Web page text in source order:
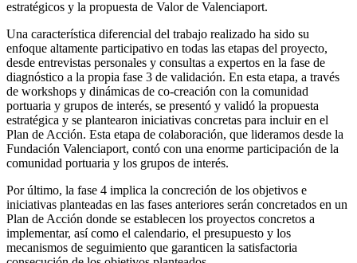
estratégicos y la propuesta de Valor de Valenciaport.
Una característica diferencial del trabajo realizado ha sido su
enfoque altamente participativo en todas las etapas del proyecto,
desde entrevistas personales y consultas a expertos en la fase de
diagnóstico a la propia fase 3 de validación. En esta etapa, a través
de workshops y dinámicas de co-creación con la comunidad
portuaria y grupos de interés, se presentó y validó la propuesta
estratégica y se plantearon iniciativas concretas para incluir en el
Plan de Acción. Esta etapa de colaboración, que lideramos desde la
Fundación Valenciaport, contó con una enorme participación de la
comunidad portuaria y los grupos de interés.
Por último, la fase 4 implica la concreción de los objetivos e
iniciativas planteadas en las fases anteriores serán concretados en un
Plan de Acción donde se establecen los proyectos concretos a
implementar, así como el calendario, el presupuesto y los
mecanismos de seguimiento que garanticen la satisfactoria